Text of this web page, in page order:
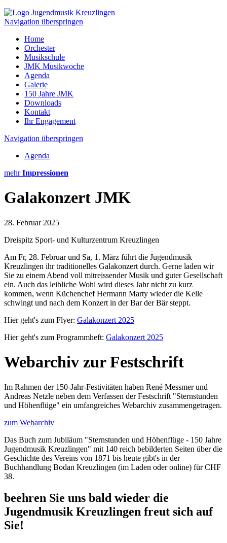
Navigation überspringen
Home
Orchester
Musikschule
JMK Musikwoche
Agenda
Galerie
150 Jahre JMK
Downloads
Kontakt
Ihr Engagement
Navigation überspringen
Agenda
mehrImpressionen
Galakonzert JMK
28. Februar 2025
Dreispitz Sport- und Kulturzentrum Kreuzlingen
Am Fr, 28. Februar und Sa, 1. März führt die Jugendmusik
Kreuzlingen ihr traditionelles Galakonzert durch. Gerne laden wir
Sie zu einem Abend voll mitreissender Musik und guter Gesellschaft
ein. Auch das leibliche Wohl wird dieses Jahr nicht zu kurz
kommen, wenn Küchenchef Hermann Marty wieder die Kelle
schwingt und nach dem Konzert in der Bar der Bär steppt.
Hier geht's zum Flyer: Galakonzert 2025
Hier geht's zum Programmheft: Galakonzert 2025
Webarchiv zur Festschrift
Im Rahmen der 150-Jahr-Festivitäten haben René Messmer und
Andreas Netzle neben dem Verfassen der Festschrift "Sternstunden
und Höhenflüge" ein umfangreiches Webarchiv zusammengetragen.
zum Webarchiv
Das Buch zum Jubiläum "Sternstunden und Höhenflüge - 150 Jahre
Jugendmusik Kreuzlingen" mit 140 reich bebilderten Seiten über die
Geschichte des Vereins von 1871 bis heute gibt's in der
Buchhandlung Bodan Kreuzlingen (im Laden oder online) für CHF
38.
beehren Sie uns bald wieder die
Jugendmusik Kreuzlingen freut sich auf
Sie!